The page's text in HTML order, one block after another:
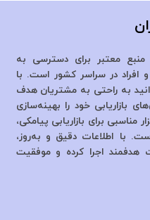
منبع معتبر برای دسترسی به
در سراسر کشور است. با
به راحتی به مشتریان هدف
بازاریابی خود را بهینه‌سازی
مناسبی برای بازاریابی پیامکی،
با اطلاعات دقیق و به‌روز،
هدفمند اجرا کرده و موفقیت